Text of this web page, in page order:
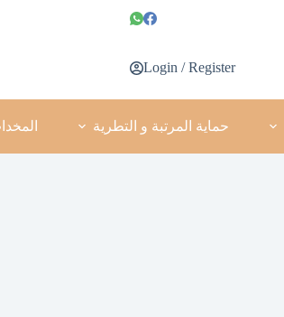
Login / Register
حماية المرتبة و التطرية